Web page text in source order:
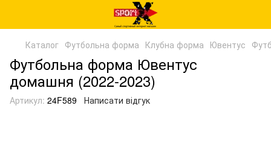
Каталог Футбольна форма Клубна форма Ювентус
Футбольна форма Ювентус
домашня (2022-2023)
Артикул: 24F589 Написати відгук